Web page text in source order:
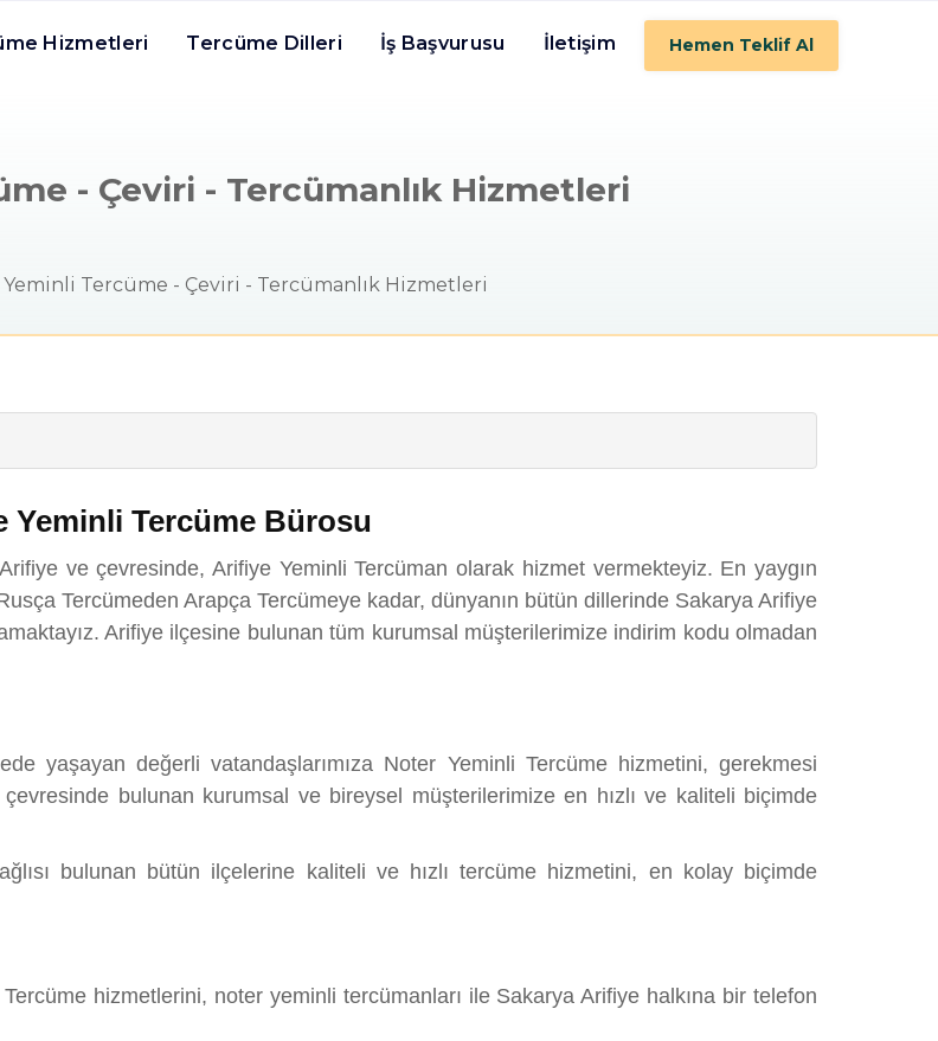
Hizmetleri Tercüme Dilleri İş Başvurusu İletişim Hemen Teklif Al
- Çeviri - Tercümanlık Hizmetleri
Tercüme - Çeviri - Tercümanlık Hizmetleri
Yeminli Tercüme Bürosu
ve çevresinde, Arifiye Yeminli Tercüman olarak hizmet vermekteyiz. En yaygın
Tercümeden Arapça Tercümeye kadar, dünyanın bütün dillerinde Sakarya Arifiye
Arifiye ilçesine bulunan tüm kurumsal müşterilerimize indirim kodu olmadan
yaşayan değerli vatandaşlarımıza Noter Yeminli Tercüme hizmetini, gerekmesi
bulunan kurumsal ve bireysel müşterilerimize en hızlı ve kaliteli biçimde
bulunan bütün ilçelerine kaliteli ve hızlı tercüme hizmetini, en kolay biçimde
hizmetlerini, noter yeminli tercümanları ile Sakarya Arifiye halkına bir telefon